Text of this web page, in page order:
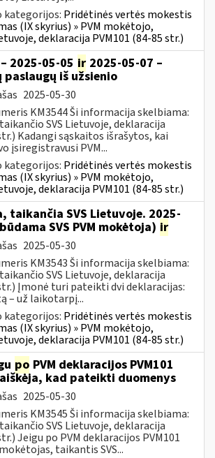
kategorijos: Pridėtinės vertės mokestis
(IX skyrius) » PVM mokėtojo,
deklaracija PVM101 (84-85 str.)
2025-05-05 ir 2025-05-07 –
iš užsienio
2025-05-30
KM3544 Ši informacija skelbiama:
SVS Lietuvoje, deklaracija
Kadangi sąskaitos išrašytos, kai
įsiregistravusi PVM...
kategorijos: Pridėtinės vertės mokestis
(IX skyrius) » PVM mokėtojo,
deklaracija PVM101 (84-85 str.)
taikančia SVS Lietuvoje. 2025-
SVS PVM mokėtoja) ir
2025-05-30
KM3543 Ši informacija skelbiama:
SVS Lietuvoje, deklaracija
Įmonė turi pateikti dvi deklaracijas:
– už laikotarpį...
kategorijos: Pridėtinės vertės mokestis
(IX skyrius) » PVM mokėtojo,
deklaracija PVM101 (84-85 str.)
po PVM deklaracijos PVM101
kad pateikti duomenys
2025-05-30
KM3545 Ši informacija skelbiama:
SVS Lietuvoje, deklaracija
Jeigu po PVM deklaracijos PVM101
taikantis SVS...